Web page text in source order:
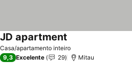
Casa/apartamento inteiro
JD apartment
9,3 Excelente 29 Mitau